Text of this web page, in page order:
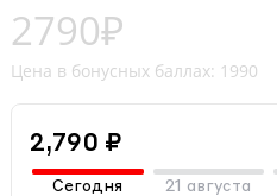
2790₽
Цена в бонусных баллах: 1990
2,790 ₽
Сегодня 21 августа